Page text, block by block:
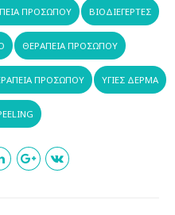
ΠΡΟΣΏΠΟΥ ΒΙΟΔΙΕΓΈΡΤΕΣ
ΘΕΡΑΠΕΊΑ ΠΡΟΣΏΠΟΥ
ΠΡΟΣΏΠΟΥ ΥΓΙΈΣ ΔΈΡΜΑ